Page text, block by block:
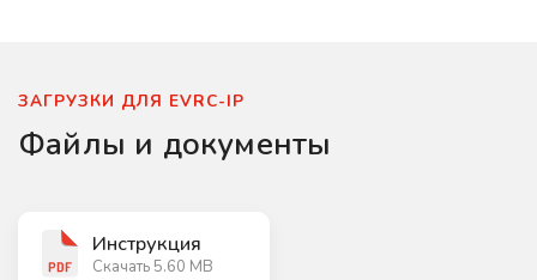
ЗАГРУЗКИ ДЛЯ EVRC-IP
Файлы и документы
Инструкция
Скачать 5.60 MB